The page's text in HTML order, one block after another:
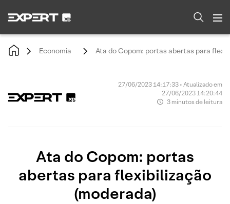
Economia Ata do Copom: portas abertas para
27/06/2023 14:17:33 • Atualizado em
27/06/2023 14:20:44
3 minutos de leitura
Ata do Copom: portas
abertas para flexibilização
(moderada)